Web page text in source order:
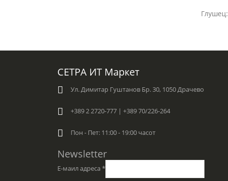
Глушец:
СЕТРА ИТ Маркет
Ул. Димитар Гуштанов Бр. 30, 1050 Драчево
+389 2 2720-777 | +389 70/226-264
Пон - Пет: 11:00 - 19:00 часот
Newsletter
Е-маил адреса *